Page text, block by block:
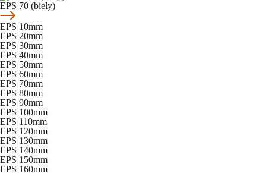
EPS 70 (biely)
EPS 10mm
EPS 20mm
EPS 30mm
EPS 40mm
EPS 50mm
EPS 60mm
EPS 70mm
EPS 80mm
EPS 90mm
EPS 100mm
EPS 110mm
EPS 120mm
EPS 130mm
EPS 140mm
EPS 150mm
EPS 160mm